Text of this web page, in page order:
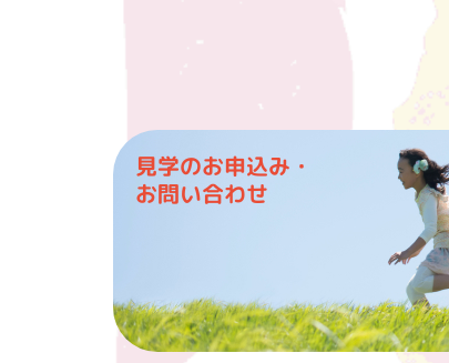
見学のお申込み・
お問い合わせ